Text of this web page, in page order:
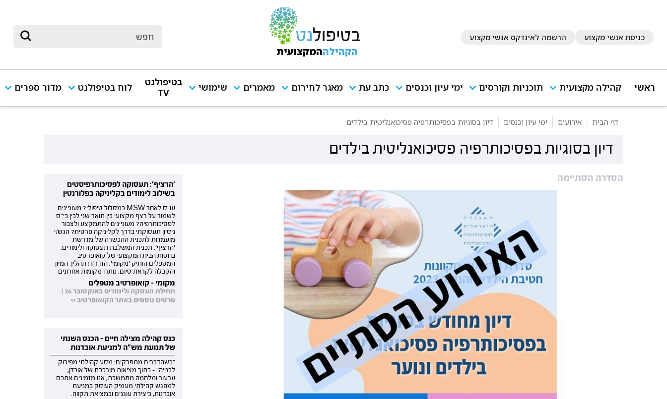
כניסת אנשי מקצוע הרשמה לאינדקס אנשי מקצוע
הקהילההמקצועית
ראשי קהילה מקצועית תוכניות וקורסים ימי עיון וכנסים כתב עת מאגר לחירום מאמרים שימושי
בטיפולנט
TV
לוח בטיפולנט מדור ספרים
דף הבית אירועים ימי עיון וכנסים דיון בסוגיות בפסיכותרפיה פסיכואנליטית בילדים
דיון בסוגיות בפסיכותרפיה פסיכואנליטית בילדים
הסדרה הסתיימה
'הרציף': תעסוקה לפסיכותרפיסטים
בשילוב לימודים בקליניקה בפלורנטין
עו"ס לאחר MSW במסלול טיפולי? מעוניינים
לשמור על רצף מקצועי בין תואר שני לבין בי"ס
לפסיכותרפיה? מעוניינים להתמקצע ולצבור
ניסיון תעסוקתי בדרך לקליניקה פרטית? הגש/י
מועמדות לתכנית ההכשרה של מדרשת
'הרציף', תכנית המשלבת תעסוקה ולימודים,
בחסות הבית המקצועי של קואופרטיב
המטפלים הותיק 'מקומי'. הזדרזו! תהליך המיון
והקבלה לקראת סיום, נותרו מקומות אחרונים
מקומי - קואופרטיב מטפלים
תחילת העסקה ולימודים באוקטובר 26 |
פרטים נוספים באתר הקואופרטיב >>
כנס קהילה מצילה חיים - הכנס השנתי
של תנועת מש"ה למניעת אובדנות
"כשהדברים מתפרקים: מסע קהילתי מפירוק
לבנייה" - בתוך מציאות מורכבת של אובדן,
ערעור ומלחמה מתמשכת, אנו מזמינים אתכם
למפגש קהילתי מעמיק העוסק במניעת
אובדנות, ביצירת עוגנים ובמציאת תקווה.